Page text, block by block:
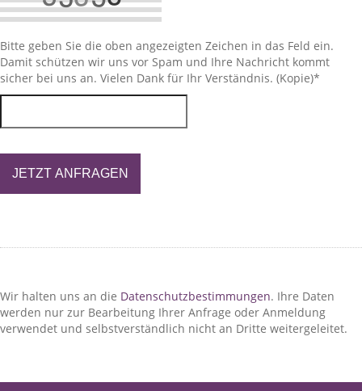
Bitte geben Sie die oben angezeigten Zeichen in das Feld ein.
Damit schützen wir uns vor Spam und Ihre Nachricht kommt
sicher bei uns an. Vielen Dank für Ihr Verständnis. (Kopie)*
JETZT ANFRAGEN
Wir halten uns an die Datenschutzbestimmungen. Ihre Daten
werden nur zur Bearbeitung Ihrer Anfrage oder Anmeldung
verwendet und selbstverständlich nicht an Dritte weitergeleitet.